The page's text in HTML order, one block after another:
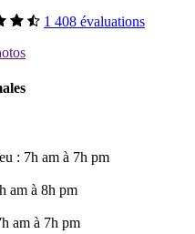
1 408 évaluations
: 7h am à 7h pm
am à 8h pm
am à 7h pm